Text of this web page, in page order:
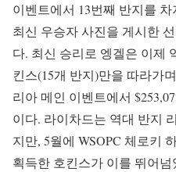
이벤트에서 13번째 반지를
최신 우승자 사진을 게시한
다. 최신 승리로 엥겔은 이제
킨스(15개 반지)만을 따라가
리아 메인 이벤트에서
이다. 라이차드는 역대 반지
지만, 5월에 WSOPC 체로키
획득한 호킨스가 이를 뛰어